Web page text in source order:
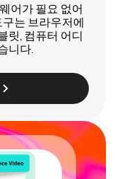
어가 필요 없어
는 브라우저에
릿, 컴퓨터 어디
니다.